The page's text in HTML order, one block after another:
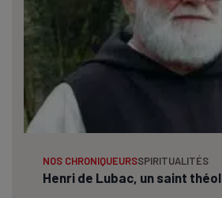
NOS CHRONIQUEURSSPIRITUALITÉS
Henri de Lubac, un saint